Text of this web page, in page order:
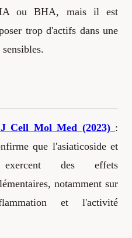
ou BHA, mais il est
trop d'actifs dans une
Cell Mol Med (2023) :
que l'asiaticoside et
exercent des effets
notamment sur
et l'activité